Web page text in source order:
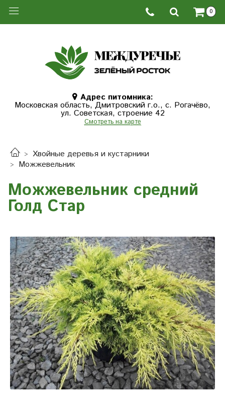
0
Адрес питомника:
Московская область, Дмитровcкий г.о., с. Рогачёво,
ул. Советская, строение 42
Смотреть на карте
Хвойные деревья и кустарники
Можжевельник
Можжевельник средний
Голд Стар